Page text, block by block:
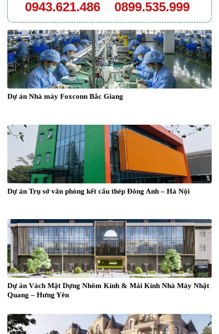
0943.621.486 0899.535.999
Dự án Nhà máy Foxconn Bắc Giang
Dự án Trụ sở văn phòng kết cấu thép Đông Anh – Hà Nội
Dự án Vách Mặt Dựng Nhôm Kính & Mái Kính Nhà Máy Nhật
Quang – Hưng Yên